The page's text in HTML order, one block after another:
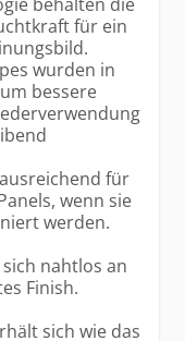
für ein
wurden in
bessere
für
wenn sie
werden.
nahtlos an
Finish.
sich wie das